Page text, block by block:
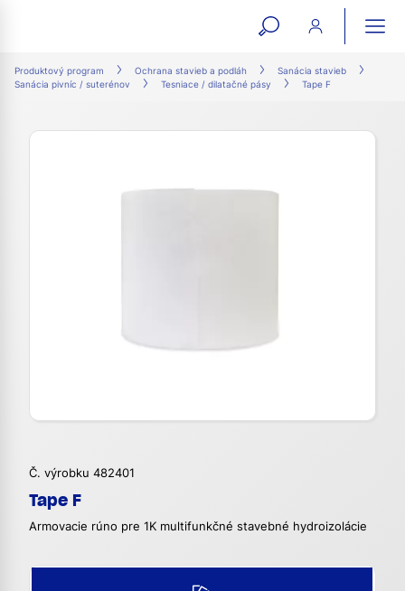
open
search
form
Produktový program Ochrana stavieb a podláh
Sanácia stavieb
Sanácia pivníc / suterénov
Tesniace / dilatačné pásy Tape F
Č. výrobku 482401
Tape F
Armovacie rúno pre 1K multifunkčné stavebné hydroizolácie